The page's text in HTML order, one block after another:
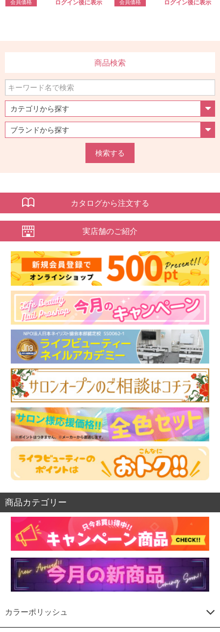
会員価格 ログイン後に表示 会員価格 ログイン後に表示
商品検索
検索する
カタログから注文する
実店舗のご紹介
商品カテゴリー
カラーポリッシュ